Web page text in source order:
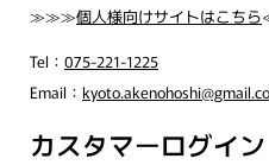
≫≫≫個人様向けサイトはこちら
Tel： 075-221-1225
Email：
カスタマーログイン